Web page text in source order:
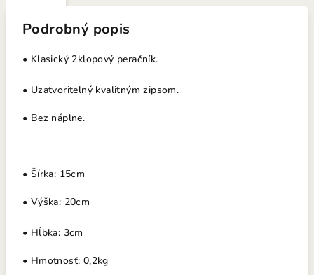
Podrobný popis
• Klasický 2klopový peračník.
• Uzatvoriteľný kvalitným zipsom.
• Bez náplne.
• Šírka: 15cm
• Výška: 20cm
• Hĺbka: 3cm
• Hmotnosť: 0,2kg